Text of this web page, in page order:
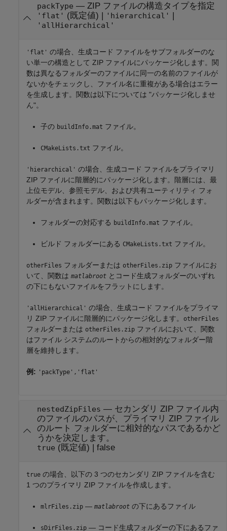
packType — ZIP ファイルの構造タイプを指定
'flat' (既定値) | 'hierarchical' |
'allHierarchical'
'flat' の場合、生成コード ファイルをサブフォルダーのな
い単一の構造として ZIP ファイルにパッケージ化します。関
数は異なるフォルダーのファイルに同一の名前のファイルが
ないかをチェックし、ファイル名に重複がある場合はエラー
を生成します。関数は以下については "パッケージ化しませ
ん"。
子の buildInfo.mat ファイル。
CMakeLists.txt ファイル。
'hierarchical' の場合、生成コード ファイルをプライマリ
ZIP ファイルに階層的にパッケージ化します。階層には、最
上位モデル、参照モデル、および共有ユーティリティ フォ
ルダーが含まれます。関数は以下もパッケージ化します。
フォルダーの対応する buildInfo.mat ファイル。
ビルド フォルダーにある CMakeLists.txt ファイル。
otherFiles フォルダーまたは otherFiles.zip ファイルにお
いて、関数は matlabroot とコード生成フォルダーのいずれ
の下にもないファイルをフラットにします。
'allHierarchical' の場合、生成コード ファイルをプライマ
リ ZIP ファイルに階層的にパッケージ化します。
otherFiles
フォルダーまたは otherFiles.zip ファイルにおいて、関数
はファイル システムのルートからの相対的なフォルダー階
層を維持します。
例: 'packType','flat'
nestedZipFiles — セカンダリ ZIP ファイル内
のファイルのパスが、プライマリ ZIP ファイル
のルート フォルダーに相対的なパスであるかど
うかを決定します。
true (既定値) | false
true の場合、以下の 3 つのセカンダリ ZIP ファイルを含む
1 つのプライマリ ZIP ファイルを作成します。
mlrFiles.zip — matlabroot の下にあるファイル
sDirFiles.zip — コード生成フォルダーの下にあるファ